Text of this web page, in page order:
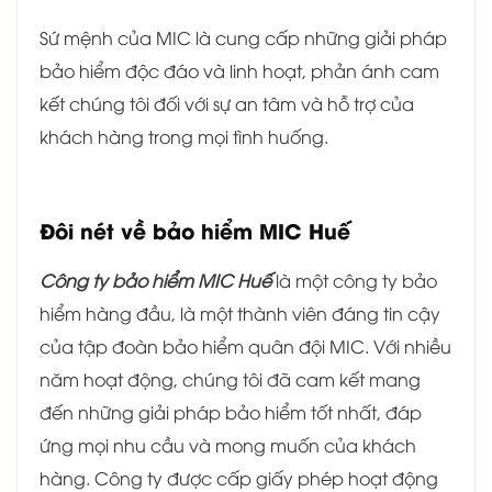
Sứ mệnh của MIC là cung cấp những giải pháp
bảo hiểm độc đáo và linh hoạt, phản ánh cam
kết chúng tôi đối với sự an tâm và hỗ trợ của
khách hàng trong mọi tình huống.
Đôi nét về bảo hiểm MIC Huế
Công ty bảo hiểm MIC Huếlà một công ty bảo
hiểm hàng đầu, là một thành viên đáng tin cậy
của tập đoàn bảo hiểm quân đội MIC. Với nhiều
năm hoạt động, chúng tôi đã cam kết mang
đến những giải pháp bảo hiểm tốt nhất, đáp
ứng mọi nhu cầu và mong muốn của khách
hàng. Công ty được cấp giấy phép hoạt động